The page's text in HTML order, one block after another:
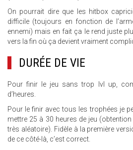
On pourrait dire que les hitbox
difficile (toujours en fonction de
ennemi) mais en fait ça le rend juste
vers la fin où ça devient vraiment
DURÉE DE VIE
Pour finir le jeu sans trop lvl up,
d’heures.
Pour le finir avec tous les trophées je
mettre 25 à 30 heures de jeu
très aléatoire). Fidèle à la première
de ce côté-là, c’est correct.